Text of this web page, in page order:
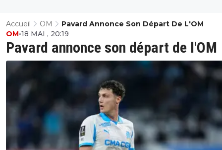
Accueil OM Pavard Annonce Son Départ De L'OM
Pavard annonce son départ de l'OM
OM•18 MAI , 20:19